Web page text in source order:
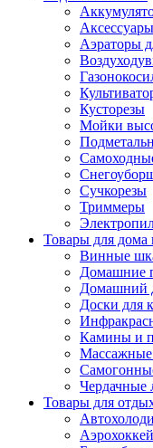
Аэраторы
Кусторезы
Мойки
Сучкорезы
Триммеры
Товары для дома
Винные
Домашние
Домашний
Доски для
Камины и
Массажные
Чердачные
Товары для
Аэрохоккей